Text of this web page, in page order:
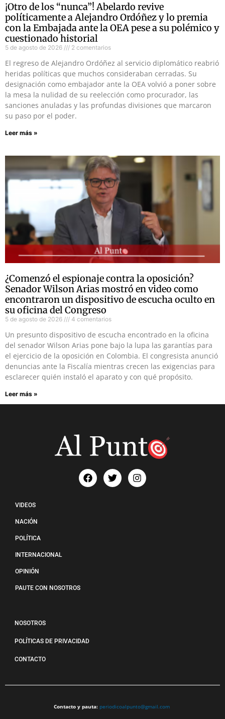
¡Otro de los “nunca”! Abelardo revive
políticamente a Alejandro Ordóñez y lo premia
con la Embajada ante la OEA pese a su polémico y
cuestionado historial
5 de agosto de 2026 2 comentarios
El regreso de Alejandro Ordóñez al servicio diplomático reabrió
heridas políticas que muchos consideraban cerradas. Su
designación como embajador ante la OEA volvió a poner sobre
la mesa la nulidad de su reelección como procurador, las
sanciones anuladas y las profundas divisiones que marcaron
su paso por el poder.
Leer más »
¿Comenzó el espionaje contra la oposición?
Senador Wilson Arias mostró en video como
encontraron un dispositivo de escucha oculto en
su oficina del Congreso
5 de agosto de 2026 4 comentarios
Un presunto dispositivo de escucha encontrado en la oficina
del senador Wilson Arias pone bajo la lupa las garantías para
el ejercicio de la oposición en Colombia. El congresista anunció
denuncias ante la Fiscalía mientras crecen las exigencias para
esclarecer quién instaló el aparato y con qué propósito.
Leer más »
VIDEOS
NACIÓN
POLÍTICA
INTERNACIONAL
OPINIÓN
PAUTE CON NOSOTROS
NOSOTROS
POLÍTICAS DE PRIVACIDAD
CONTACTO
Contacto y pauta: periodicoalpunto@gmail.com